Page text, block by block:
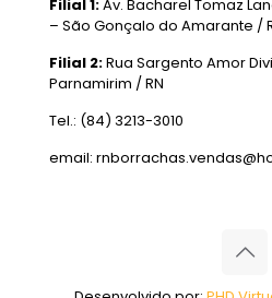
Filial 1:Av. Bacharel Tomaz
– São Gonçalo do Amarante /
Filial 2:Rua Sargento Amor
Parnamirim / RN
Tel.: (84) 3213-3010
email: